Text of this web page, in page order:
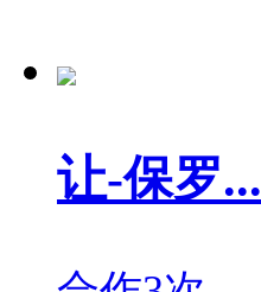
让-保罗...